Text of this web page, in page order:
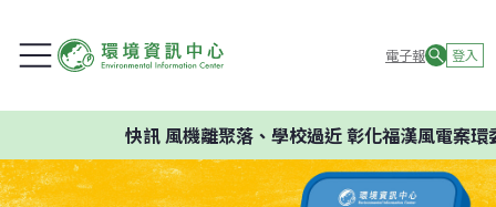
電子報 登入
快訊風機離聚落、學校過近 彰化福漢風電案環委